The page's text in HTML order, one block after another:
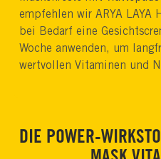
empfehlen wir ARYA
bei Bedarf eine
Woche anwenden, um
wertvollen Vitaminen und
DIE POWER-